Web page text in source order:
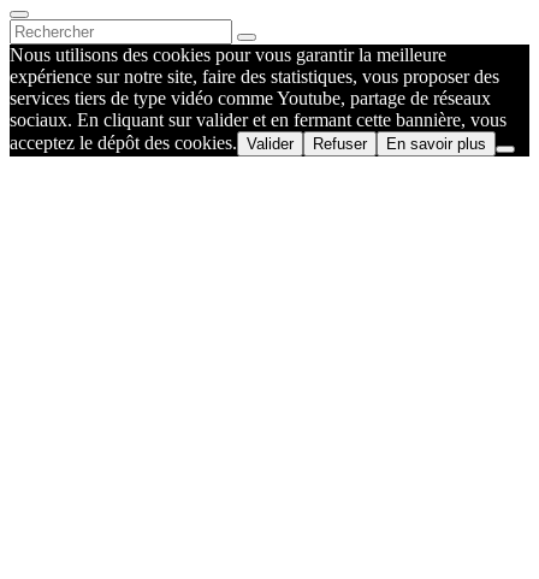
Nous utilisons des cookies pour vous garantir la meilleure
expérience sur notre site, faire des statistiques, vous proposer des
services tiers de type vidéo comme Youtube, partage de réseaux
sociaux. En cliquant sur valider et en fermant cette bannière, vous
acceptez le dépôt des cookies. Valider Refuser En savoir plus